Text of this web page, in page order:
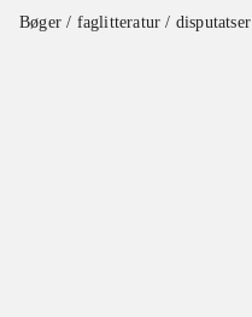
Bøger / faglitteratur / disputatser